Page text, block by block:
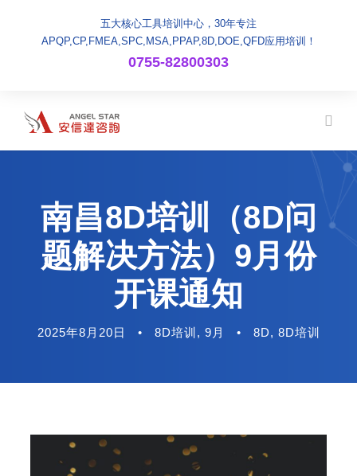
五大核心工具培训中心，30年专注
APQP,CP,FMEA,SPC,MSA,PPAP,8D,DOE,QFD应用培训！
0755-82800303
南昌8D培训（8D问
题解决方法）9月份
开课通知
2025年8月20日 • 8D培训 , 9月 • 8D, 8D培训